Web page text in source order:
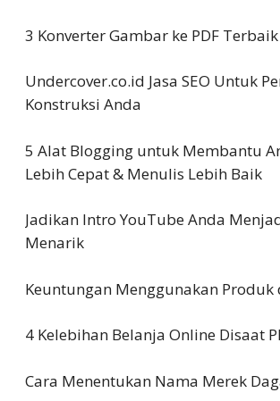
3 Konverter Gambar ke PDF
Undercover.co.id Jasa SEO Untuk
Konstruksi Anda
5 Alat Blogging untuk Membantu
Lebih Cepat & Menulis Lebih Baik
Jadikan Intro YouTube Anda
Menarik
Keuntungan Menggunakan
4 Kelebihan Belanja Online Disaat
Cara Menentukan Nama Merek